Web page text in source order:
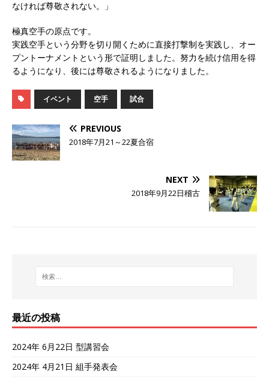
なければ尊敬されない。」
極真空手の原点です。
実践空手という分野を切り開くために直接打撃制を実践し、オー
プントーナメントという形で証明しました。努力を続け信用を得
るようになり、後には尊敬されるようになりました。
イベント 空手 試合
PREVIOUS
2018年7月21～22夏合宿
NEXT
2018年9月22日稽古
最近の投稿
2024年 6月22日 型講習会
2024年 4月21日 組手発表会